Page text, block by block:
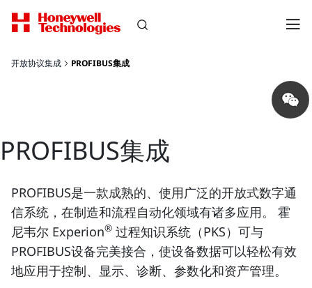
开放协议集成 PROFIBUS集成
Share
on
wechat
PROFIBUS集成
PROFIBUS是一款成熟的、使用广泛的开放式数字通
信系统，在制造和流程自动化领域有诸多应用。 霍
尼韦尔 Experion® 过程知识系统（PKS）可与
PROFIBUS设备完美接合，使设备数据可以轻松有效
地应用于控制、显示、诊断、参数化和资产管理。